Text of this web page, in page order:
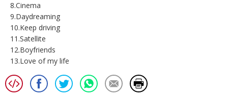
8.Cinema
9.Daydreaming
10.Keep driving
11.Satellite
12.Boyfriends
13.Love of my life